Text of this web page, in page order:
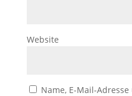
Website
Name, E-Mail-